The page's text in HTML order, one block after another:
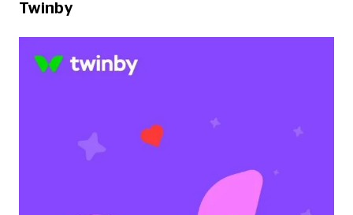
Twinby